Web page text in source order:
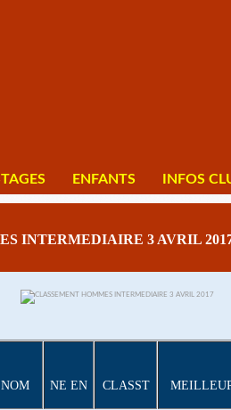
ENFANTS INFOS
INTERMEDIAIRE 3 AVRIL
NE EN CLASST